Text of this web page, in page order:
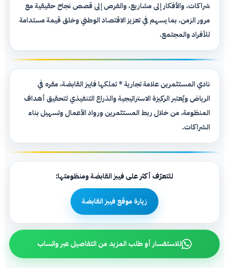
شراكات، والأفكار إلى مشاريع، والفرص إلى قصص نجاح حقيقية مع
مرور الزمن، بما يسهم في تعزيز الاقتصاد الوطني وخلق قيمة مستدامة
للأفراد والمجتمع.
نادي المستثمرين علامة تجارية ®️ تملكها فايبز القابضة، مقره في
الرياض ويُعتبر الركيزة الاستراتيجية والذراع التنفيذي لتحقيق أهداف
المنظومة، من خلال ربط المستثمرين ورواد الأعمال وتسهيل بناء
الشراكات.
للتعرّف أكثر على فيبز القابضة ومنظومتها:
زيارة موقع فيبز القابضة
للاستفسار أو طلب المزيد من التفاصيل عبر واتساب